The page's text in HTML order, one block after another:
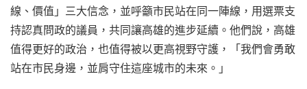
線、價值」三大信念，並呼籲市民站在同一陣線，用選票支
持認真問政的議員，共同讓高雄的進步延續。他們說，高雄
值得更好的政治，也值得被以更高視野守護，「我們會勇敢
站在市民身邊，並肩守住這座城市的未來。」